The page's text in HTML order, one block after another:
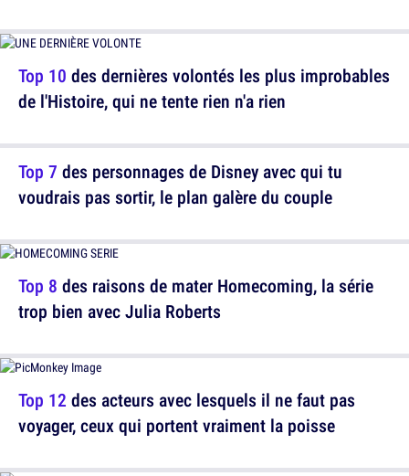
Top 7 des personnages de Disney avec qui tu
voudrais pas sortir, le plan galère du couple
Top 12 des acteurs avec lesquels il ne faut pas
voyager, ceux qui portent vraiment la poisse
Top 10 des dernières volontés les plus improbables
de l'Histoire, qui ne tente rien n'a rien
Top 8 des raisons de mater Homecoming, la série
trop bien avec Julia Roberts